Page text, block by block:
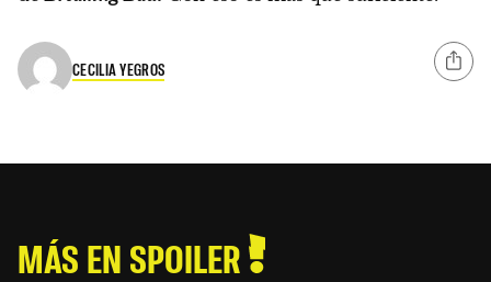
CECILIA YEGROS
MÁS EN SPOILER